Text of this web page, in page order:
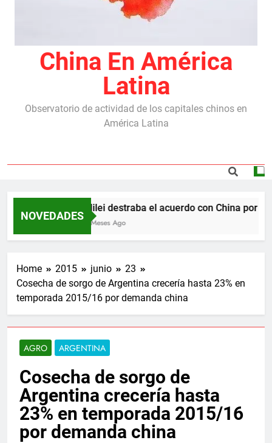
China En América
Latina
Observatorio de actividad de los capitales chinos en
América Latina
NOVEDADES
Milei destraba el acuerdo con China por las
5 Meses Ago
Home 2015 junio
23
Cosecha de sorgo de Argentina crecería hasta 23% en
temporada 2015/16 por demanda china
AGRO ARGENTINA
Cosecha de sorgo de
Argentina crecería hasta
23% en temporada 2015/16
por demanda china